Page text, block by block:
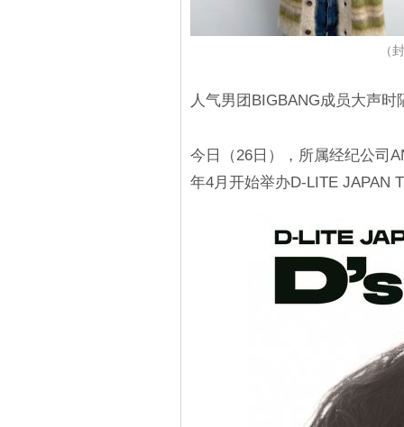
（
人气男团BIGBANG成员大声
今日（26日），所属经纪公司
年4月开始举办D-LITE JAPAN